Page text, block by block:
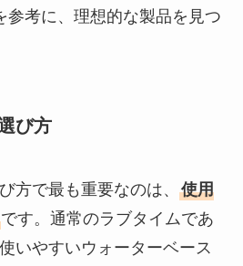
参考に、理想的な製品を見つ
び方
方で最も重要なのは、 使用
です。通常のラブタイムであ
いやすいウォーターベース